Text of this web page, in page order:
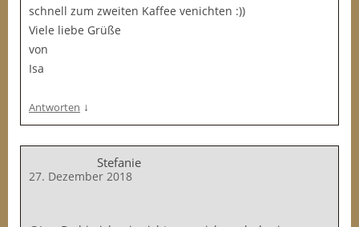
schnell zum zweiten Kaffee venichten :))
Viele liebe Grüße
von
Isa
Antworten ↓
Stefanie
27. Dezember 2018